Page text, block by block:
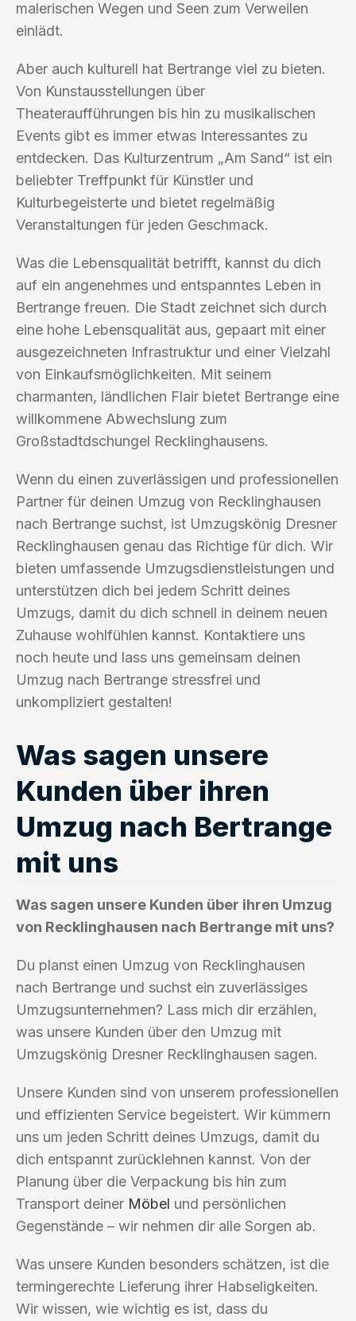
malerischen Wegen und Seen zum Verweilen
einlädt.
Aber auch kulturell hat Bertrange viel zu bieten.
Von Kunstausstellungen über
Theateraufführungen bis hin zu musikalischen
Events gibt es immer etwas Interessantes zu
entdecken. Das Kulturzentrum „Am Sand“ ist ein
beliebter Treffpunkt für Künstler und
Kulturbegeisterte und bietet regelmäßig
Veranstaltungen für jeden Geschmack.
Was die Lebensqualität betrifft, kannst du dich
auf ein angenehmes und entspanntes Leben in
Bertrange freuen. Die Stadt zeichnet sich durch
eine hohe Lebensqualität aus, gepaart mit einer
ausgezeichneten Infrastruktur und einer Vielzahl
von Einkaufsmöglichkeiten. Mit seinem
charmanten, ländlichen Flair bietet Bertrange eine
willkommene Abwechslung zum
Großstadtdschungel Recklinghausens.
Wenn du einen zuverlässigen und professionellen
Partner für deinen Umzug von Recklinghausen
nach Bertrange suchst, ist Umzugskönig Dresner
Recklinghausen genau das Richtige für dich. Wir
bieten umfassende Umzugsdienstleistungen und
unterstützen dich bei jedem Schritt deines
Umzugs, damit du dich schnell in deinem neuen
Zuhause wohlfühlen kannst. Kontaktiere uns
noch heute und lass uns gemeinsam deinen
Umzug nach Bertrange stressfrei und
unkompliziert gestalten!
Was sagen unsere
Kunden über ihren
Umzug nach Bertrange
mit uns
Was sagen unsere Kunden über ihren Umzug
von Recklinghausen nach Bertrange mit uns?
Du planst einen Umzug von Recklinghausen
nach Bertrange und suchst ein zuverlässiges
Umzugsunternehmen? Lass mich dir erzählen,
was unsere Kunden über den Umzug mit
Umzugskönig Dresner Recklinghausen sagen.
Unsere Kunden sind von unserem professionellen
und effizienten Service begeistert. Wir kümmern
uns um jeden Schritt deines Umzugs, damit du
dich entspannt zurücklehnen kannst. Von der
Planung über die Verpackung bis hin zum
Transport deiner Möbel und persönlichen
Gegenstände – wir nehmen dir alle Sorgen ab.
Was unsere Kunden besonders schätzen, ist die
termingerechte Lieferung ihrer Habseligkeiten.
Wir wissen, wie wichtig es ist, dass du